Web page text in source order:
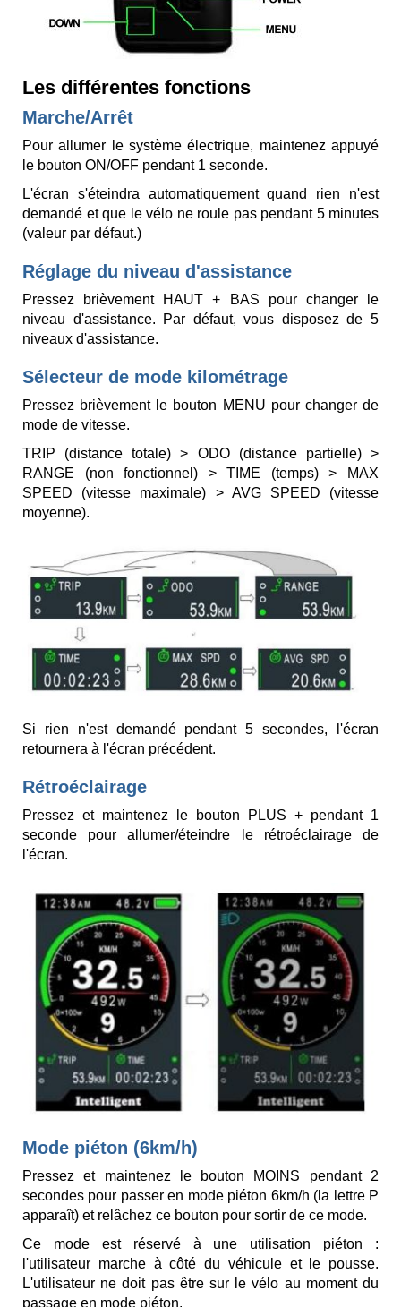
Les différentes fonctions
Marche/Arrêt
Pour allumer le système électrique, maintenez appuyé
le bouton ON/OFF pendant 1 seconde.
L'écran s'éteindra automatiquement quand rien n'est
demandé et que le vélo ne roule pas pendant 5 minutes
(valeur par défaut.)
Réglage du niveau d'assistance
Pressez brièvement HAUT + BAS pour changer le
niveau d'assistance. Par défaut, vous disposez de 5
niveaux d'assistance.
Sélecteur de mode kilométrage
Pressez brièvement le bouton MENU pour changer de
mode de vitesse.
TRIP (distance totale) > ODO (distance partielle) >
RANGE (non fonctionnel) > TIME (temps) > MAX
SPEED (vitesse maximale) > AVG SPEED (vitesse
moyenne).
Si rien n'est demandé pendant 5 secondes, l'écran
retournera à l'écran précédent.
Rétroéclairage
Pressez et maintenez le bouton PLUS + pendant 1
seconde pour allumer/éteindre le rétroéclairage de
l'écran.
Mode piéton (6km/h)
Pressez et maintenez le bouton MOINS pendant 2
secondes pour passer en mode piéton 6km/h (la lettre P
apparaît) et relâchez ce bouton pour sortir de ce mode.
Ce mode est réservé à une utilisation piéton :
l'utilisateur marche à côté du véhicule et le pousse.
L'utilisateur ne doit pas être sur le vélo au moment du
passage en mode piéton.